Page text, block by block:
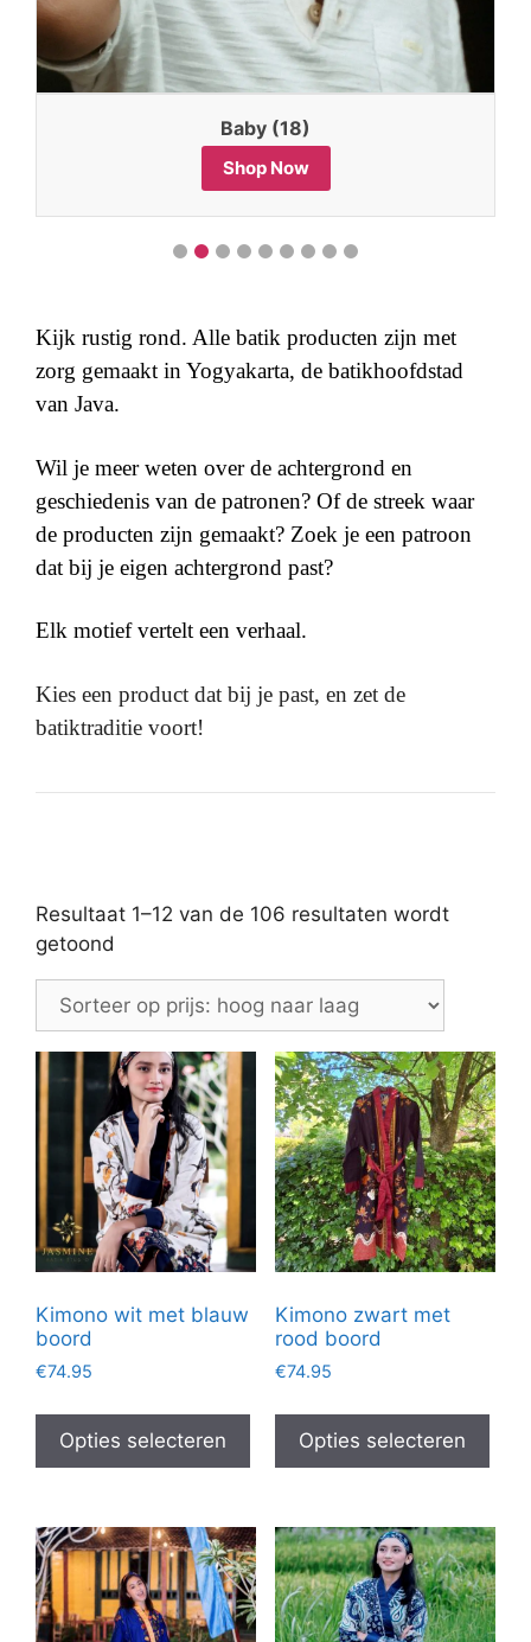
Cadeau (2)
Shop Now
Kijk rustig rond. Alle batik producten zijn met
zorg gemaakt in Yogyakarta, de batikhoofdstad
van Java.
Wil je meer weten over de achtergrond en
geschiedenis van de patronen? Of de streek waar
de producten zijn gemaakt? Zoek je een patroon
dat bij je eigen achtergrond past?
Elk motief vertelt een verhaal.
Kies een product dat bij je past, en zet de
batiktraditie voort!
Resultaat 1–12 van de 106 resultaten wordt
getoond
prijs:
hoog
naar
laag
Kimono wit met blauw
boord
€74.95
Opties selecteren
product
heeft
variaties.
Deze
optie
kan
Kimono zwart met
rood boord
€74.95
Opties selecteren
kan